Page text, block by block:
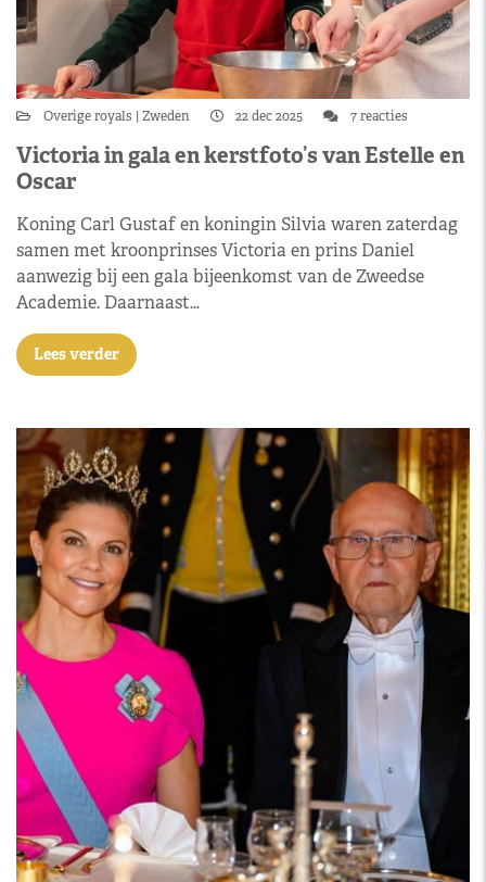
Overige royals Zweden 22 dec 2025 7 reacties
Victoria in gala en kerstfoto’s van Estelle en
Oscar
Koning Carl Gustaf en koningin Silvia waren zaterdag
samen met kroonprinses Victoria en prins Daniel
aanwezig bij een gala bijeenkomst van de Zweedse
Academie. Daarnaast…
Lees verder